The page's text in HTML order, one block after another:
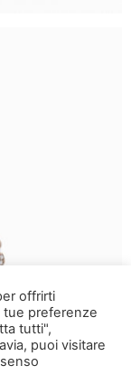
offrirti
tue preferenze
tutti",
puoi visitare